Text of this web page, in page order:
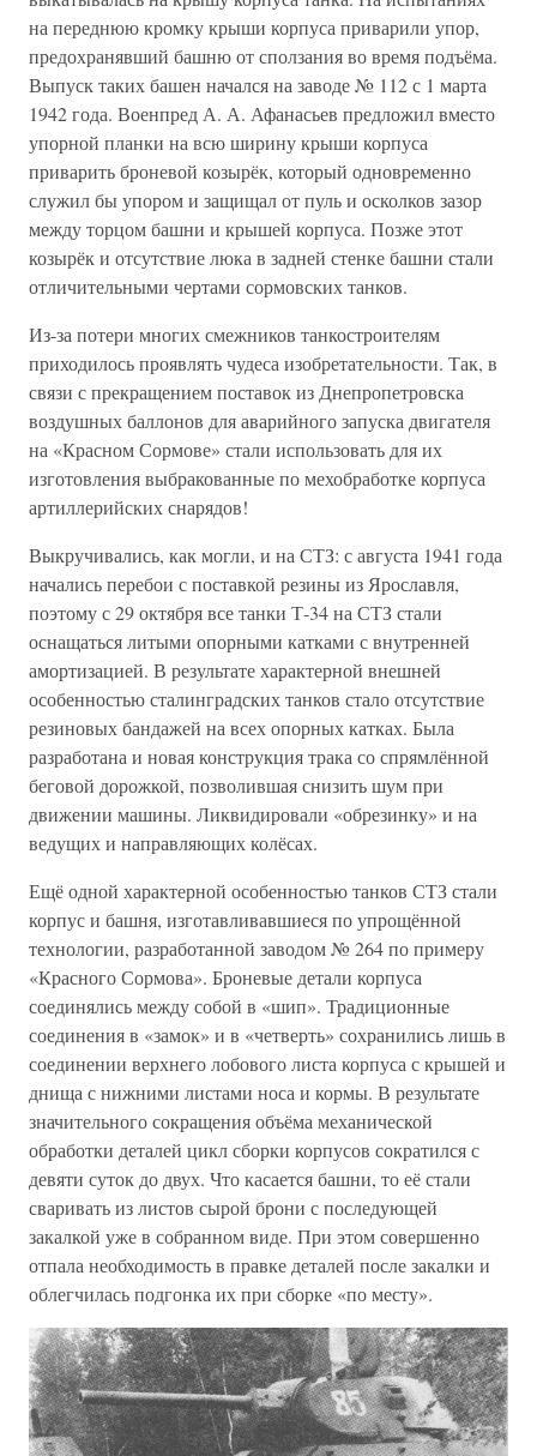
на переднюю кромку крыши корпуса приварили упор,
предохранявший башню от сползания во время подъёма.
Выпуск таких башен начался на заводе № 112 с 1 марта
1942 года. Военпред А. А. Афанасьев предложил вместо
упорной планки на всю ширину крыши корпуса
приварить броневой козырёк, который одновременно
служил бы упором и защищал от пуль и осколков зазор
между торцом башни и крышей корпуса. Позже этот
козырёк и отсутствие люка в задней стенке башни стали
отличительными чертами сормовских танков.
Из-за потери многих смежников танкостроителям
приходилось проявлять чудеса изобретательности. Так, в
связи с прекращением поставок из Днепропетровска
воздушных баллонов для аварийного запуска двигателя
на «Красном Сормове» стали использовать для их
изготовления выбракованные по мехобработке корпуса
артиллерийских снарядов!
Выкручивались, как могли, и на СТЗ: с августа 1941 года
начались перебои с поставкой резины из Ярославля,
поэтому с 29 октября все танки Т-34 на СТЗ стали
оснащаться литыми опорными катками с внутренней
амортизацией. В результате характерной внешней
особенностью сталинградских танков стало отсутствие
резиновых бандажей на всех опорных катках. Была
разработана и новая конструкция трака со спрямлённой
беговой дорожкой, позволившая снизить шум при
движении машины. Ликвидировали «обрезинку» и на
ведущих и направляющих колёсах.
Ещё одной характерной особенностью танков СТЗ стали
корпус и башня, изготавливавшиеся по упрощённой
технологии, разработанной заводом № 264 по примеру
«Красного Сормова». Броневые детали корпуса
соединялись между собой в «шип». Традиционные
соединения в «замок» и в «четверть» сохранились лишь в
соединении верхнего лобового листа корпуса с крышей и
днища с нижними листами носа и кормы. В результате
значительного сокращения объёма механической
обработки деталей цикл сборки корпусов сократился с
девяти суток до двух. Что касается башни, то её стали
сваривать из листов сырой брони с последующей
закалкой уже в собранном виде. При этом совершенно
отпала необходимость в правке деталей после закалки и
облегчилась подгонка их при сборке «по месту».